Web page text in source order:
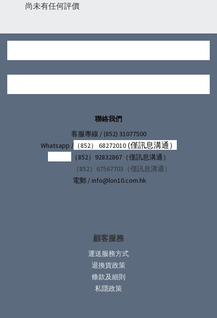
尚未有任何評價
聯絡我們
客服專線 / (852) 31077500
Whatsapp /（852） 68272010 (僅訊息溝通）
（852）92832867（僅訊息溝通）
（852）67567703（僅訊息溝通）
電郵 / info@lon10.com.hk
顧客服務
運送服務方式
退換貨政策
條款及細則
私隱政策